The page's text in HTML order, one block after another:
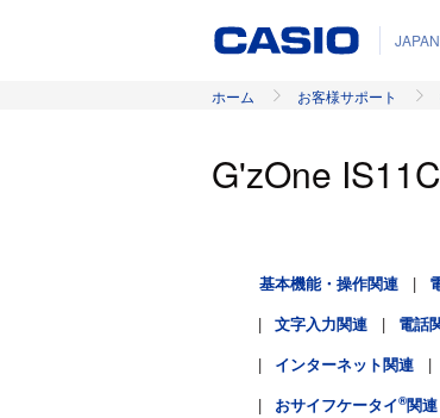
JAPAN
ホーム お客様サポート
G'zOne
基本機能・操作関連
文字入力関連
電話
インターネット関連
おサイフケータイ®関連